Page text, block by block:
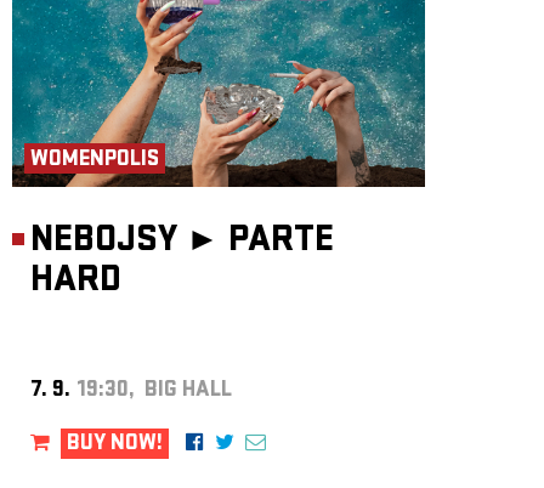
WOMENPOLIS
NEBOJSY ► PARTE
HARD
7. 9. 19:30, BIG HALL
BUY NOW!